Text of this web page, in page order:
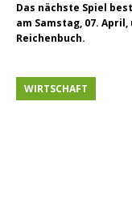
Das nächste Spiel
am Samstag, 07.
Reichenbuch.
WIRTSCHAFT